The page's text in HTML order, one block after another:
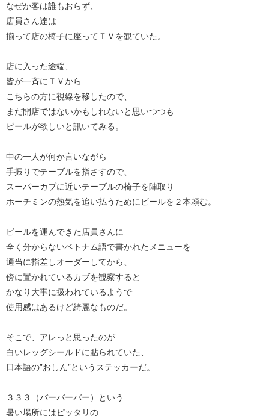
なぜか客は誰もおらず、
店員さん達は
揃って店の椅子に座ってＴＶを観ていた。
店に入った途端、
皆が一斉にＴＶから
こちらの方に視線を移したので、
まだ開店ではないかもしれないと思いつつも
ビールが欲しいと訊いてみる。
中の一人が何か言いながら
手振りでテーブルを指さすので、
スーパーカブに近いテーブルの椅子を陣取り
ホーチミンの熱気を追い払うためにビールを２本頼む。
ビールを運んできた店員さんに
全く分からないベトナム語で書かれたメニューを
適当に指差しオーダーしてから、
傍に置かれているカブを観察すると
かなり大事に扱われているようで
使用感はあるけど綺麗なものだ。
そこで、アレっと思ったのが
白いレッグシールドに貼られていた、
日本語の”おしん”というステッカーだ。
３３３（バーバーバー）という
暑い場所にはピッタリの